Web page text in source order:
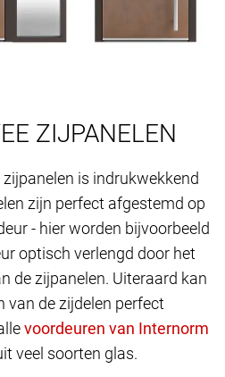
ZIJPANELEN
is indrukwekkend
zijn perfect afgestemd op
- hier worden bijvoorbeeld
optisch verlengd door het
de zijpanelen. Uiteraard kan
van de zijdelen perfect
veel soorten glas.